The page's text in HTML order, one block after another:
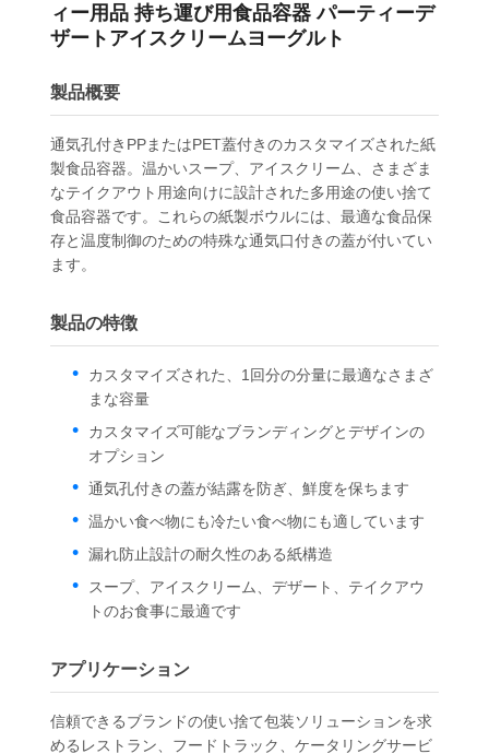
ィー用品 持ち運び用食品容器 パーティーデ
ザートアイスクリームヨーグルト
製品概要
通気孔付きPPまたはPET蓋付きのカスタマイズされた紙
製食品容器。温かいスープ、アイスクリーム、さまざま
なテイクアウト用途向けに設計された多用途の使い捨て
食品容器です。これらの紙製ボウルには、最適な食品保
存と温度制御のための特殊な通気口付きの蓋が付いてい
ます。
製品の特徴
カスタマイズされた、1回分の分量に最適なさまざ
まな容量
カスタマイズ可能なブランディングとデザインの
オプション
通気孔付きの蓋が結露を防ぎ、鮮度を保ちます
温かい食べ物にも冷たい食べ物にも適しています
漏れ防止設計の耐久性のある紙構造
スープ、アイスクリーム、デザート、テイクアウ
トのお食事に最適です
アプリケーション
信頼できるブランドの使い捨て包装ソリューションを求
めるレストラン、フードトラック、ケータリングサービ